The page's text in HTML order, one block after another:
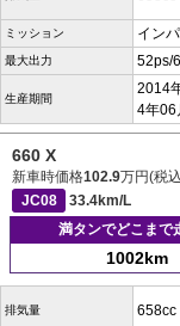
ミッション イン
最大出力 52ps/
生産期間
2014
4年06
660 X
新車時価格102.9万円(税
JC08
33.4km/L
満タンでどこまで
1002km
排気量 658cc